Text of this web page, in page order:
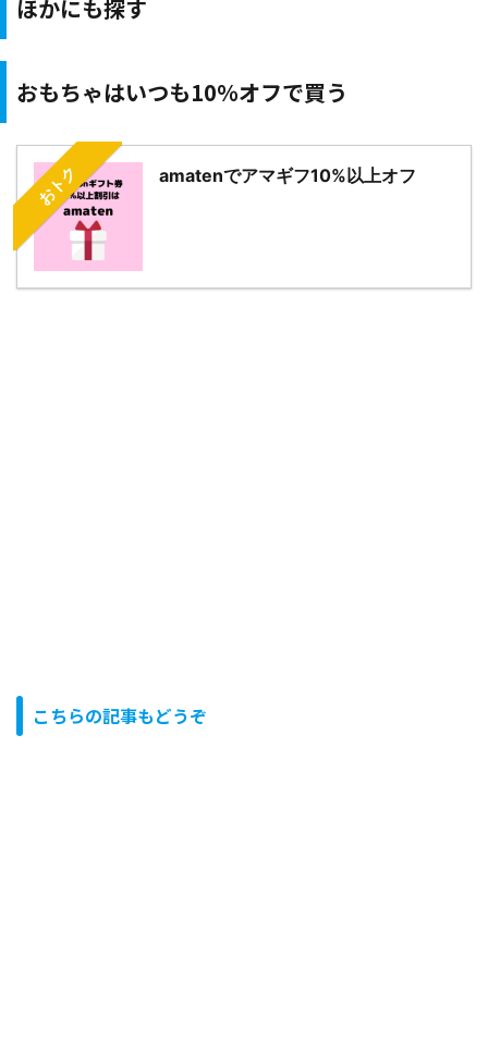
ほかにも探す
おもちゃはいつも10％オフで買う
おトク amatenでアマギフ10%以上オフ
こちらの記事もどうぞ